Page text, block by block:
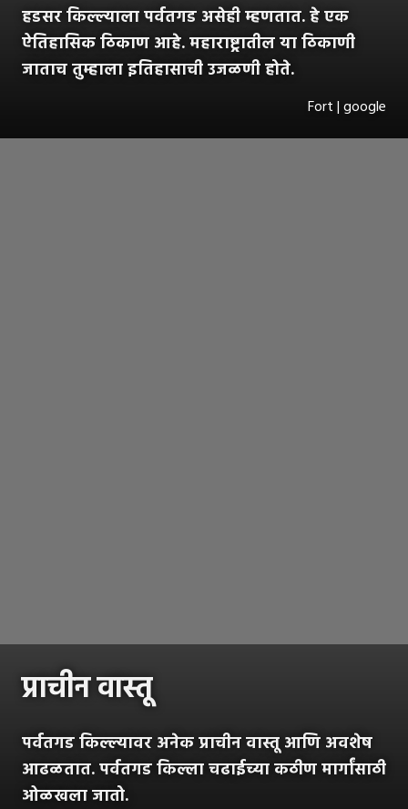
हडसर किल्ल्याला पर्वतगड असेही म्हणतात. हे एक
ऐतिहासिक ठिकाण आहे. महाराष्ट्रातील या ठिकाणी
जाताच तुम्हाला इतिहासाची उजळणी होते.
Fort | google
प्राचीन वास्तू
पर्वतगड किल्ल्यावर अनेक प्राचीन वास्तू आणि अवशेष
आढळतात. पर्वतगड किल्ला चढाईच्या कठीण मार्गांसाठी
ओळखला जातो.